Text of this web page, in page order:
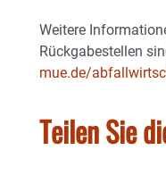
Weitere
Rückgabestellen
mue.de/
Teilen Sie